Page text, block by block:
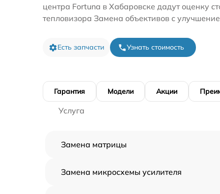
центра Fortuna в Хабаровске дадут оценку
тепловизора Замена объективов с
Есть запчасти Узнать стоимость
Гарантия Модели Акции
Услуга
Замена матрицы
Замена микросхемы усилителя